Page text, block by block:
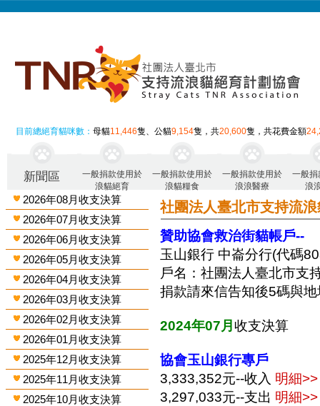
目前總絕育貓咪數：母貓11,446隻、公貓9,154隻，共20,600隻，共花費金額
新聞區
一般捐款使用於
浪貓絕育
一般捐款使用於
浪貓糧食
一般捐款使用於
浪浪醫療
一般捐
浪
2026年08月收支決算
2026年07月收支決算
2026年06月收支決算
2026年05月收支決算
2026年04月收支決算
2026年03月收支決算
2026年02月收支決算
2026年01月收支決算
2025年12月收支決算
2025年11月收支決算
2025年10月收支決算
社團法人臺北市支持流
贊助協會救治街貓帳戶--
玉山銀行 中崙分行(代碼
戶名：社團法人臺北市支
捐款請來信告知後5碼與
2024年07月收支決算
協會玉山銀行專戶
3,333,352元--收入 明細>>
3,297,033元--支出 明細>>